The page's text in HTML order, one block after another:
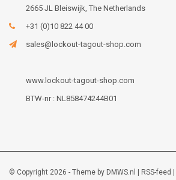
2665 JL Bleiswijk, The Netherlands
+31 (0)10 822 44 00
sales@lockout-tagout-shop.com
www.lockout-tagout-shop.com
BTW-nr : NL858474244B01
© Copyright 2026 - Theme by DMWS.nl RSS-feed